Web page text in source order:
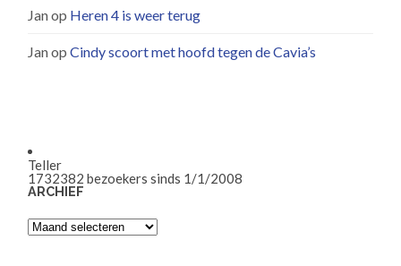
Janop Heren 4 is weer terug
JanopCindy scoort met hoofd tegen de Cavia’s
Teller
1732382 bezoekers sinds 1/1/2008
ARCHIEF
Archief